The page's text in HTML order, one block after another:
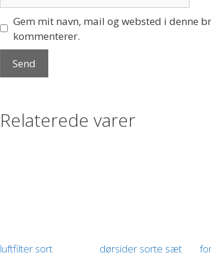
Gem mit navn, mail og websted i denne
kommenterer.
Relaterede varer
luftfilter sort dørsider sorte sæt